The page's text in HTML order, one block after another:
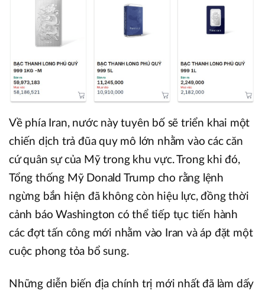
Về phía Iran, nước này tuyên bố sẽ triển khai một
chiến dịch trả đũa quy mô lớn nhằm vào các căn
cứ quân sự của Mỹ trong khu vực. Trong khi đó,
Tổng thống Mỹ Donald Trump cho rằng lệnh
ngừng bắn hiện đã không còn hiệu lực, đồng thời
cảnh báo Washington có thể tiếp tục tiến hành
các đợt tấn công mới nhằm vào Iran và áp đặt một
cuộc phong tỏa bổ sung.
Những diễn biến địa chính trị mới nhất đã làm dấy